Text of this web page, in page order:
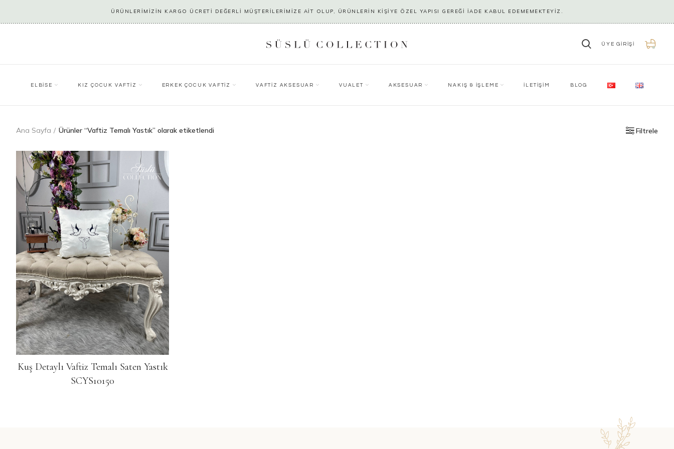
ÜRÜNLERİMİZİN KARGO ÜCRETİ DEĞERLİ MÜŞTERİLERİMİZE AİT OLUP, ÜRÜNLERİN KİŞİYE ÖZEL YAPISI GEREĞİ İADE KABUL EDEMEMEKTEYİZ.
ÜYE GIRIŞI
0
ELBİSE KIZ ÇOCUK VAFTİZ ERKEK ÇOCUK VAFTİZ VAFTİZ AKSESUAR VUALET AKSESUAR NAKIŞ & İŞLEME İLETİŞİM BLOG
Ana Sayfa Ürünler “Vaftiz Temalı Yastık” olarak etiketlendi Filtrele
Kuş Detaylı Vaftiz Temalı Saten Yastık
SCYS10150